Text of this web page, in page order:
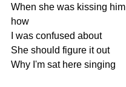
When she was kissing him
how
was confused about
She should figure it out
Why I'm sat here singing